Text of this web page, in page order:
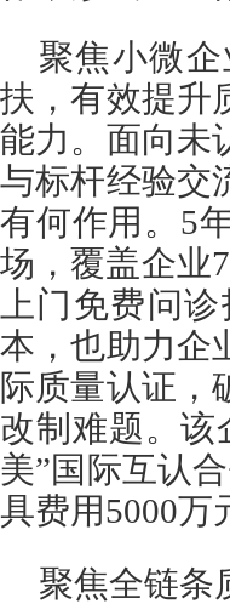
聚焦小微
扶，有效提升
能力。面向未
与标杆经验交
有何作用。5
场，覆盖企业
上门免费问
本，也助力企
际质量认证，
改制难题。该
美”国际互认
具费用5000万
聚焦全链条